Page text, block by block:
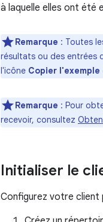
à laquelle elles ont été
Remarque : Toutes
résultats ou des entrées
l'icône Copier l'exemple
Remarque : Pour
recevoir, consultez
Initialiser le
Configurez votre client